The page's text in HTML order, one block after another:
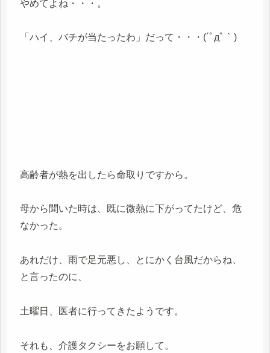
やめてよね・・・。
「ハイ、バチが当たったわ」だって・・・(´ﾟдﾟ｀)
高齢者が熱を出したら命取りですから。
母から聞いた時は、既に微熱に下がってたけど、危
なかった。
あれだけ、雨で足元悪し、とにかく台風だからね、
と言ったのに、
土曜日、医者に行ってきたようです。
それも、介護タクシーをお願して。